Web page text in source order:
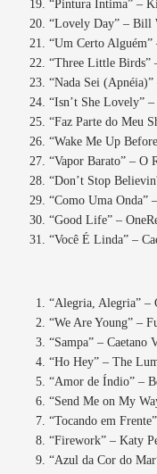
“Pintura Íntima” –
“Lovely Day” – Bill
“Um Certo Alguém”
“Three Little Birds”
“Nada Sei
“Isn’t She Lovely”
“Faz Parte do Meu
“Wake Me Up
“Vapor Barato” – O
“Don’t Stop
“Como Uma Onda”
“Good Life” –
“Você É Linda” –
“Alegria, Alegria” –
“We Are Young” –
“Sampa” – Caetano
“Ho Hey” – The
“Amor de Índio” –
“Send Me on My
“Tocando em
“Firework” – Katy
“Azul da Cor do